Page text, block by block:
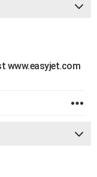
www.easyjet.com